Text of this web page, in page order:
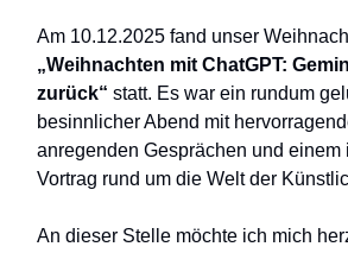
Am 10.12.2025 fand unser
„Weihnachten mit ChatGPT:
zurück“ statt. Es war ein rundum
besinnlicher Abend mit
anregenden Gesprächen und einem
Vortrag rund um die Welt der
An dieser Stelle möchte ich mich